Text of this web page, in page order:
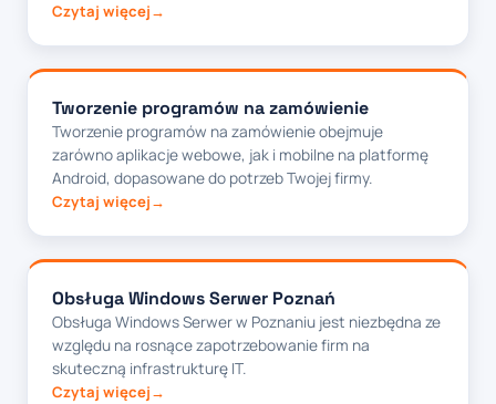
Czytaj więcej
Tworzenie programów na zamówienie
Tworzenie programów na zamówienie obejmuje
zarówno aplikacje webowe, jak i mobilne na platformę
Android, dopasowane do potrzeb Twojej firmy.
Czytaj więcej
Obsługa Windows Serwer Poznań
Obsługa Windows Serwer w Poznaniu jest niezbędna ze
względu na rosnące zapotrzebowanie firm na
skuteczną infrastrukturę IT.
Czytaj więcej